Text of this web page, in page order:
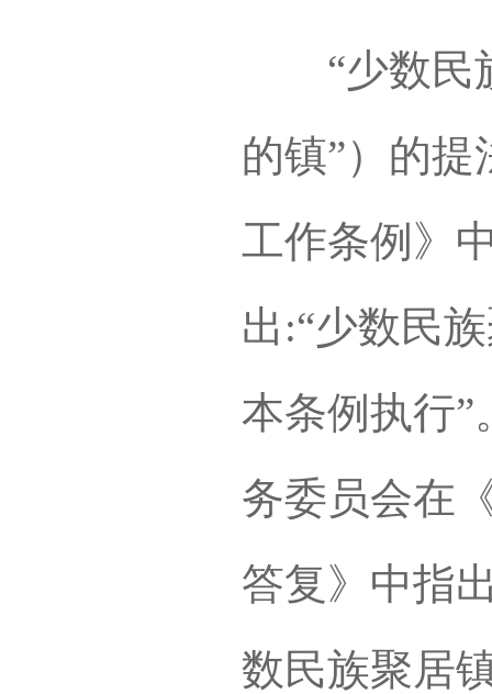
“少数民族
的镇”）的
工作条例》
出:“少数民
本条例执行”
务委员会在
答复》中指
数民族聚居